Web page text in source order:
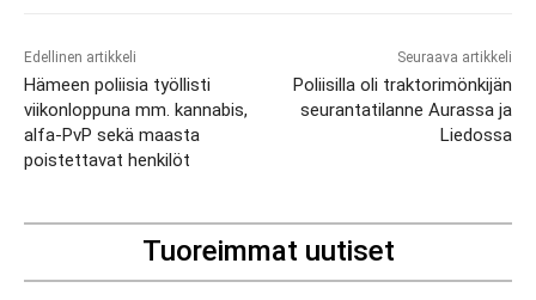
Edellinen artikkeli
Hämeen poliisia työllisti
viikonloppuna mm. kannabis,
alfa-PvP sekä maasta
poistettavat henkilöt
Seuraava artikkeli
Poliisilla oli traktorimönkijän
seurantatilanne Aurassa ja
Liedossa
Tuoreimmat uutiset